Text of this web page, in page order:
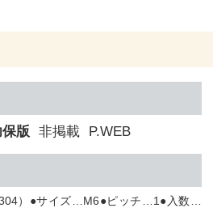
版 非掲載 P.WEB
）●サイズ…M6●ピッチ…1●入数…